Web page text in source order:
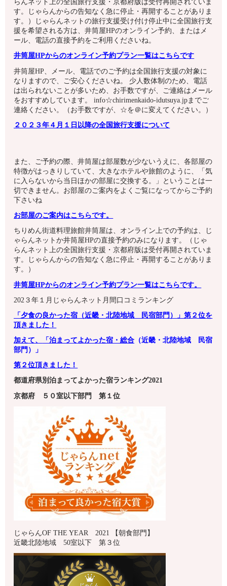
らんネット上の全国旅行支援・京都府版は受付再開されていま
す。じゃらんからの告知なく急に停止・再開することがありま
す。）じゃらんネットの旅行支援受け付け停止中に全国旅行支
援を希望される方は、井筒屋HPのオンライン予約、またはメ
ール、電話の直接予約をご利用くださいね。
井筒屋HPからのオンライン予約プラン一覧はこちらです
井筒屋HP、メール、電話でのご予約は全国旅行支援の対象に
なりますので、ご安心くださいね。
少人数体制のため、電話
は出られないことが多いため、お手数ですが、ご連絡はメール
をおすすめしています。 info☆chirimenkaido-idutsuya.jpまでご
連絡ください。（お手数ですが、☆を＠に変えてください。）
２０２３年４月１日以降の全国旅行支援について
また、ご予約の際、井筒屋は部屋数が少ないうえに、各部屋の
特徴がはっきりしていて、大きなホテルや旅館のように、「気
に入らないから当日ほかの部屋に交換する。」ということは一
切できません。お部屋のご案内をよくご覧になってからご予約
下さいね
お部屋のご案内はこちらです。
ちりめん街道料理旅館井筒屋は、オンライン上での予約は、じ
ゃらんネットか井筒屋HPの直接予約のみになります。（じゃ
らんネット上の全国旅行支援・京都府版は受付再開されていま
す。じゃらんからの告知なく急に停止・再開することがありま
す。）
井筒屋HPからのオンライン予約プラン一覧はこちらです。
202３年１月じゃらんネット月間口コミランキング
「夕食の良かった宿（近畿・北陸地域 民宿部門）」第 ２位を
頂きました！
加えて、 「泊まってよかった宿・総合 （近畿・北陸地域 民宿
部門）」
第 ２位頂きました！
都道府県別泊まってよかった宿ランキング2021
京都府 ５０室以下部門 第１位
じゃらんOF THE YEAR 2021 【朝食部門】
近畿北陸地域 50室以下 第３位